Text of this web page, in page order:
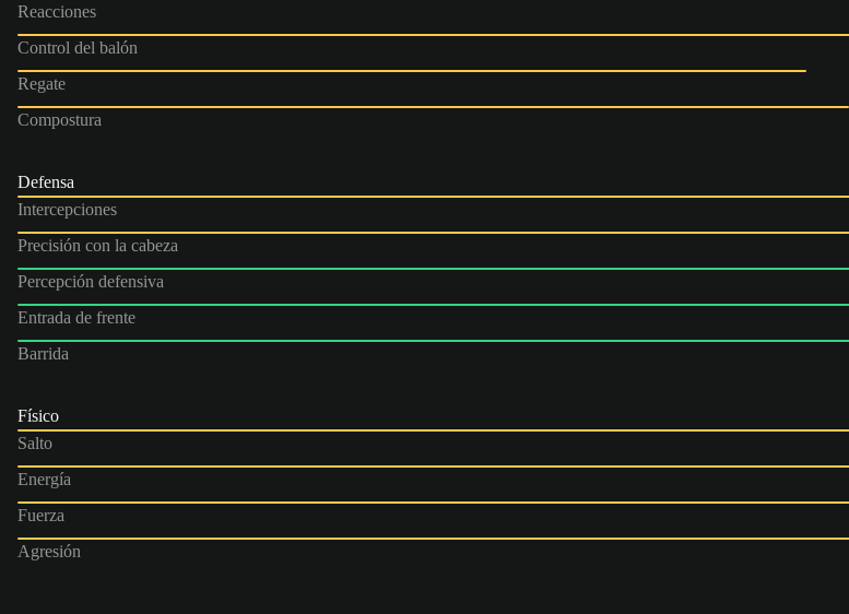
Reacciones
Control del balón
Regate
Compostura
Defensa
Intercepciones
Precisión con la cabeza
Percepción defensiva
Entrada de frente
Barrida
Físico
Salto
Energía
Fuerza
Agresión